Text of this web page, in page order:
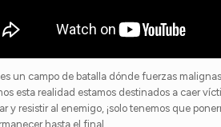
un campo de batalla dónde fuerzas
esta realidad estamos destinados a caer
y resistir al enemigo, ¡solo tenemos que
hasta el final.